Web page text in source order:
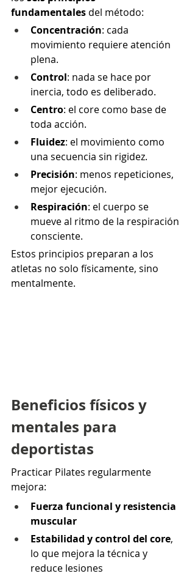
fundamentales del método:
Concentración: cada
movimiento requiere atención
plena.
Control: nada se hace por
inercia, todo es deliberado.
Centro: el core como base de
toda acción.
Fluidez: el movimiento como
una secuencia sin rigidez.
Precisión: menos repeticiones,
mejor ejecución.
Respiración: el cuerpo se
mueve al ritmo de la respiración
consciente.
Estos principios preparan a los
atletas no solo físicamente, sino
mentalmente.
Beneficios físicos y
mentales para
deportistas
Practicar Pilates regularmente
mejora:
Fuerza funcional y resistencia
muscular
Estabilidad y control del core,
lo que mejora la técnica y
reduce lesiones